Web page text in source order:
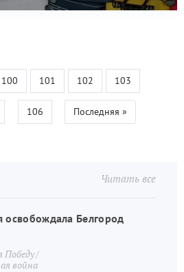
Нумерация
страниц
Страница
100 Страница
101 Страница
102 Страница
103
Страница
106
Последняя
страница
Последняя »
Читать все
освобождала Белгород
Победу
война